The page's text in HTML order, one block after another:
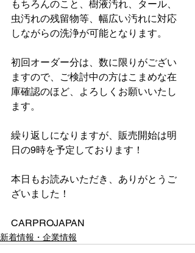
もちろんのこと、樹液汚れ、タール、
虫汚れの残留物等、幅広い汚れに対応
しながらの洗浄が可能となります。
初回オーダー分は、数に限りがござい
ますので、ご検討中の方はこまめな在
庫確認のほど、よろしくお願いいたし
ます。
繰り返しになりますが、販売開始は明
日の9時を予定しております！
本日もお読みいただき、ありがとうご
ざいました！
CARPROJAPAN
新着情報・企業情報